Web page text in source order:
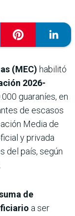
(MEC) habilitó
2026-
guaraníes, en
de escasos
Media de
y privada
del país, según
de
a ser